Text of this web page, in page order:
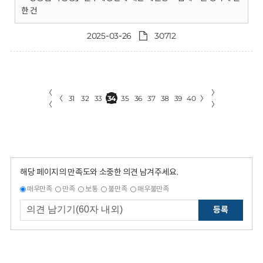
한 건
2025-03-26 30712
〈
〈
〈 31 32 33 34 35 36 37 38 39 40 〉
〉
〉
해당 페이지의 만족도와 소중한 의견 남겨주세요.
매우만족 만족 보통 불만족 매우불만족
등록